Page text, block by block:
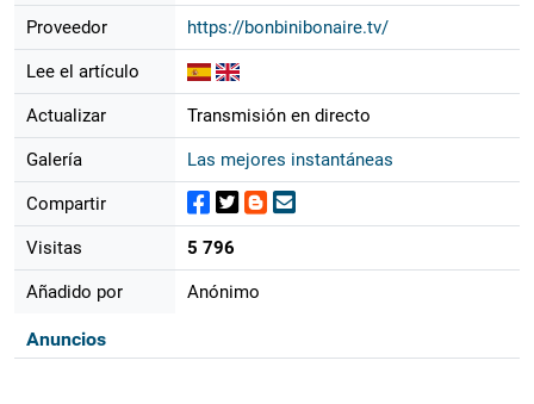
Proveedor https://bonbinibonaire.tv/
Lee el artículo
Actualizar Transmisión en directo
Galería Las mejores instantáneas
Compartir
Visitas 5 796
Añadido por Anónimo
Anuncios